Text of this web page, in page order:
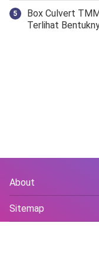
Box Culvert
Terlihat
About
Sitemap